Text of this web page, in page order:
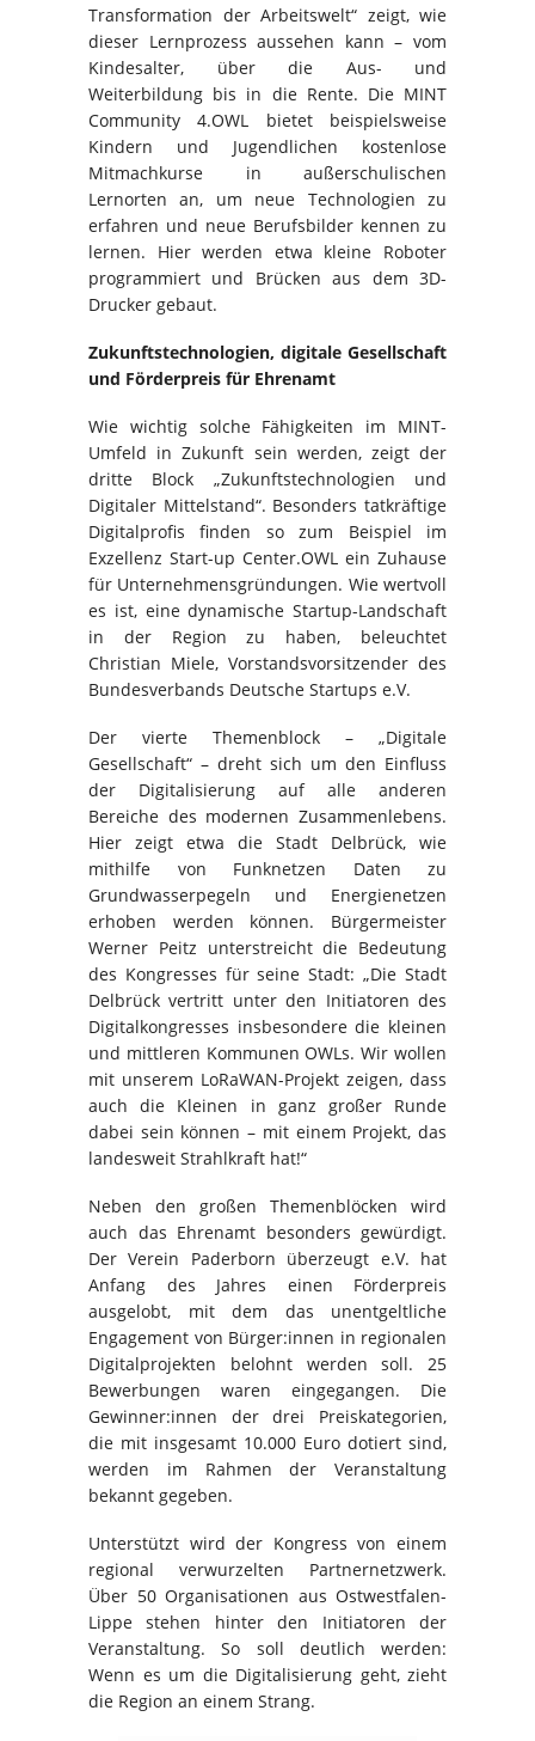
Transformation der Arbeitswelt“ zeigt, wie
dieser Lernprozess aussehen kann – vom
Kindesalter, über die Aus- und
Weiterbildung bis in die Rente. Die MINT
Community 4.OWL bietet beispielsweise
Kindern und Jugendlichen kostenlose
Mitmachkurse in außerschulischen
Lernorten an, um neue Technologien zu
erfahren und neue Berufsbilder kennen zu
lernen. Hier werden etwa kleine Roboter
programmiert und Brücken aus dem 3D-
Drucker gebaut.
Zukunftstechnologien, digitale Gesellschaft
und Förderpreis für Ehrenamt
Wie wichtig solche Fähigkeiten im MINT-
Umfeld in Zukunft sein werden, zeigt der
dritte Block „Zukunftstechnologien und
Digitaler Mittelstand“. Besonders tatkräftige
Digitalprofis finden so zum Beispiel im
Exzellenz Start-up Center.OWL ein Zuhause
für Unternehmensgründungen. Wie wertvoll
es ist, eine dynamische Startup-Landschaft
in der Region zu haben, beleuchtet
Christian Miele, Vorstandsvorsitzender des
Bundesverbands Deutsche Startups e.V.
Der vierte Themenblock – „Digitale
Gesellschaft“ – dreht sich um den Einfluss
der Digitalisierung auf alle anderen
Bereiche des modernen Zusammenlebens.
Hier zeigt etwa die Stadt Delbrück, wie
mithilfe von Funknetzen Daten zu
Grundwasserpegeln und Energienetzen
erhoben werden können. Bürgermeister
Werner Peitz unterstreicht die Bedeutung
des Kongresses für seine Stadt: „Die Stadt
Delbrück vertritt unter den Initiatoren des
Digitalkongresses insbesondere die kleinen
und mittleren Kommunen OWLs. Wir wollen
mit unserem LoRaWAN-Projekt zeigen, dass
auch die Kleinen in ganz großer Runde
dabei sein können – mit einem Projekt, das
landesweit Strahlkraft hat!“
Neben den großen Themenblöcken wird
auch das Ehrenamt besonders gewürdigt.
Der Verein Paderborn überzeugt e.V. hat
Anfang des Jahres einen Förderpreis
ausgelobt, mit dem das unentgeltliche
Engagement von Bürger:innen in regionalen
Digitalprojekten belohnt werden soll. 25
Bewerbungen waren eingegangen. Die
Gewinner:innen der drei Preiskategorien,
die mit insgesamt 10.000 Euro dotiert sind,
werden im Rahmen der Veranstaltung
bekannt gegeben.
Unterstützt wird der Kongress von einem
regional verwurzelten Partnernetzwerk.
Über 50 Organisationen aus Ostwestfalen-
Lippe stehen hinter den Initiatoren der
Veranstaltung. So soll deutlich werden:
Wenn es um die Digitalisierung geht, zieht
die Region an einem Strang.